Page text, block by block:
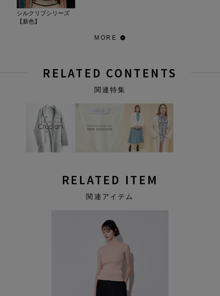
シルクリブシリーズ
【新色】
MORE
RELATED CONTENTS
関連特集
RELATED ITEM
関連アイテム